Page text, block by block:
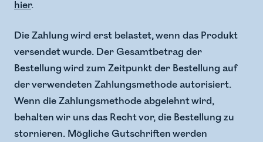
hier.
Die Zahlung wird erst belastet, wenn das Produkt
versendet wurde. Der Gesamtbetrag der
Bestellung wird zum Zeitpunkt der Bestellung auf
der verwendeten Zahlungsmethode autorisiert.
Wenn die Zahlungsmethode abgelehnt wird,
behalten wir uns das Recht vor, die Bestellung zu
stornieren. Mögliche Gutschriften werden